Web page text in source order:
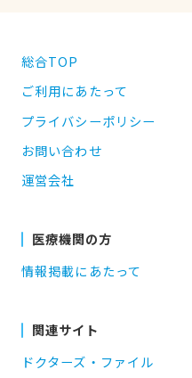
総合TOP
ご利用にあたって
プライバシーポリシー
お問い合わせ
運営会社
医療機関の方
情報掲載にあたって
関連サイト
ドクターズ・ファイル